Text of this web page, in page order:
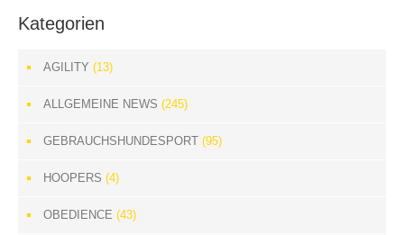
Kategorien
AGILITY (13)
ALLGEMEINE NEWS (245)
GEBRAUCHSHUNDESPORT (95)
HOOPERS (4)
OBEDIENCE (43)